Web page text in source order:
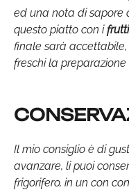
ed una nota di sapore
questo piatto con i
finale sarà
freschi la
Il mio consiglio è di
avanzare, li puoi
frigorifero, in un con